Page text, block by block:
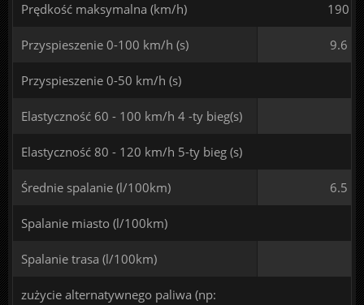
Prędkość maksymalna (km/h) 190
Przyspieszenie 0-100 km/h (s) 9.6
Przyspieszenie 0-50 km/h (s)
Elastyczność 60 - 100 km/h 4 -ty bieg(s)
Elastyczność 80 - 120 km/h 5-ty bieg (s)
Średnie spalanie (l/100km) 6.5
Spalanie miasto (l/100km)
Spalanie trasa (l/100km)
zużycie alternatywnego paliwa (np: